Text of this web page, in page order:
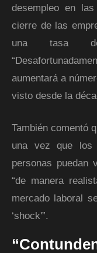
desempleo en
cierre de las
una tasa
aumentará a
visto desde la
También comentó
una vez que los
personas puedan
“de manera
mercado laboral
‘shock'”.